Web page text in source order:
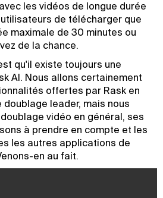
les vidéos de longue durée
de télécharger que
maximale de 30 minutes ou
de la chance.
qu'il existe toujours une
AI. Nous allons certainement
offertes par Rask en
leader, mais nous
vidéo en général, ses
à prendre en compte et les
les autres applications de
en au fait.